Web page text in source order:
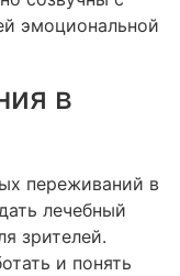
эмоциональной
в
переживаний в
лечебный
зрителей.
и понять